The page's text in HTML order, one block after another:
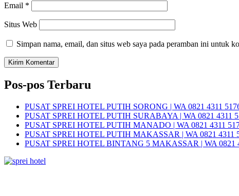
Email *
Situs Web
Simpan nama, email, dan situs web saya pada peramban ini untuk
Pos-pos Terbaru
PUSAT SPREI HOTEL PUTIH SORONG | WA 0821 4311
PUSAT SPREI HOTEL PUTIH SURABAYA | WA 0821 4311
PUSAT SPREI HOTEL PUTIH MANADO | WA 0821 4311
PUSAT SPREI HOTEL PUTIH MAKASSAR | WA 0821 4311
PUSAT SPREI HOTEL BINTANG 5 MAKASSAR | WA 0821